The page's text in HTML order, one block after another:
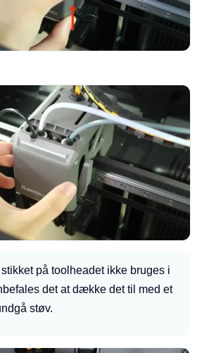
på toolheadet ikke bruges i
det at dække det til med et
støv.